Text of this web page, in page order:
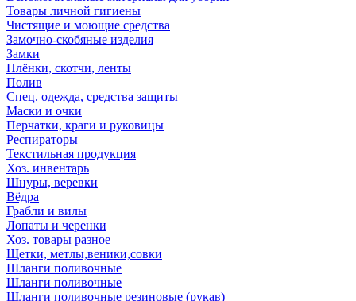
Товары личной гигиены
Чистящие и моющие средства
Замочно-скобяные изделия
Замки
Плёнки, скотчи, ленты
Полив
Спец. одежда, средства защиты
Маски и очки
Перчатки, краги и руковицы
Респираторы
Текстильная продукция
Хоз. инвентарь
Шнуры, веревки
Вёдра
Грабли и вилы
Лопаты и черенки
Хоз. товары разное
Щетки, метлы,веники,совки
Шланги поливочные
Шланги поливочные
Шланги поливочные резиновые (рукав)